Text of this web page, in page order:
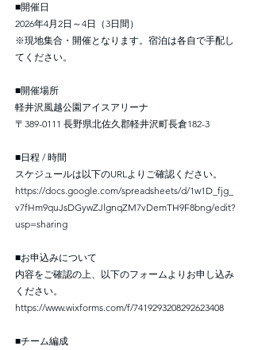
■開催日
2026年4月2日～4日（3日間）
※現地集合・開催となります。宿泊は各自で手配し
てください。
■開催場所
軽井沢風越公園アイスアリーナ
〒389-0111 長野県北佐久郡軽井沢町長倉182-3
■日程 / 時間
スケジュールは以下のURLよりご確認ください。
https://docs.google.com/spreadsheets/d/1w1D_fjg_
v7fHm9quJsDGywZJlgnqZM7vDemTH9F8bng/edit?
usp=sharing
■お申込みについて
内容をご確認の上、以下のフォームよりお申し込み
ください。
https://www.wixforms.com/f/7419293208292623408
■チーム編成